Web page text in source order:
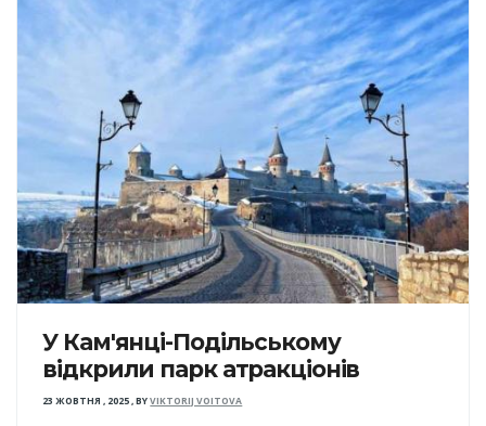
У Кам'янці-Подільському
відкрили парк атракціонів
23 ЖОВТНЯ , 2025,BYVIKTORIJ VOITOVA